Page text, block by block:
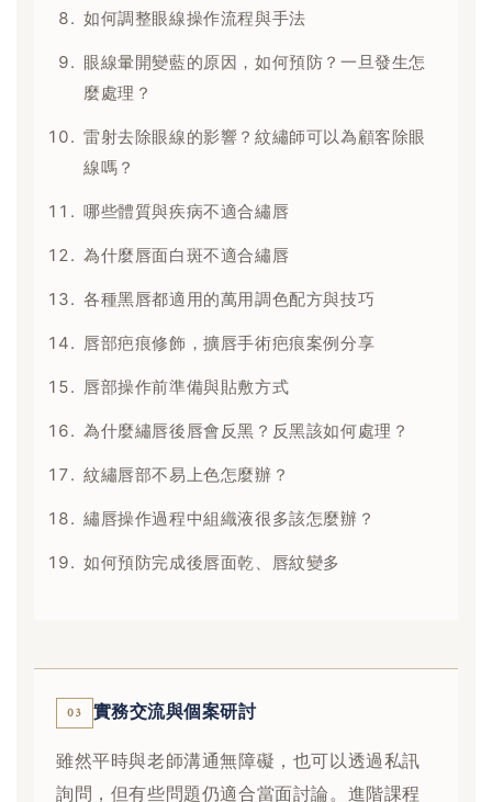
如何調整眼線操作流程與手法
眼線暈開變藍的原因，如何預防？一旦發生怎
麼處理？
雷射去除眼線的影響？紋繡師可以為顧客除眼
線嗎？
哪些體質與疾病不適合繡唇
為什麼唇面白斑不適合繡唇
各種黑唇都適用的萬用調色配方與技巧
唇部疤痕修飾，擴唇手術疤痕案例分享
唇部操作前準備與貼敷方式
為什麼繡唇後唇會反黑？反黑該如何處理？
紋繡唇部不易上色怎麼辦？
繡唇操作過程中組織液很多該怎麼辦？
如何預防完成後唇面乾、唇紋變多
03 實務交流與個案研討
雖然平時與老師溝通無障礙，也可以透過私訊
詢問，但有些問題仍適合當面討論。進階課程